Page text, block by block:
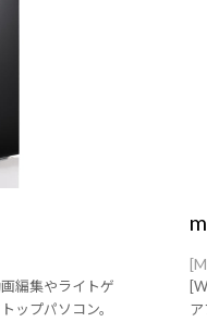
編集やライトゲ
ップパソコン。